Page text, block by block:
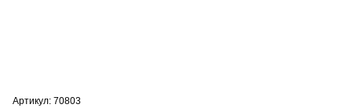
Артикул: 70803